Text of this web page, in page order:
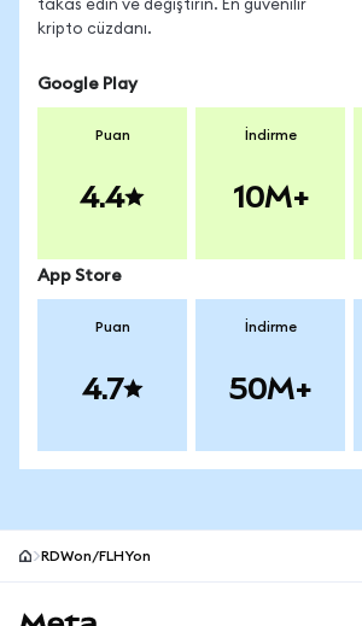
takas edin ve değiştirin. En güvenilir
kripto cüzdanı.
Google Play
Puan
4.4
İndirme
10M+
App Store
Puan
4.7
İndirme
50M+
RDWon/FLHYon